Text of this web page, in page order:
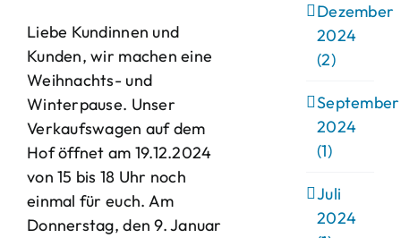
Liebe Kundinnen und
Kunden, wir machen eine
Weihnachts- und
Winterpause. Unser
Verkaufswagen auf dem
Hof öffnet am 19.12.2024
von 15 bis 18 Uhr noch
einmal für euch. Am
Donnerstag, den 9. Januar
Dezember
2024
(2)
September
2024
(1)
Juli
2024